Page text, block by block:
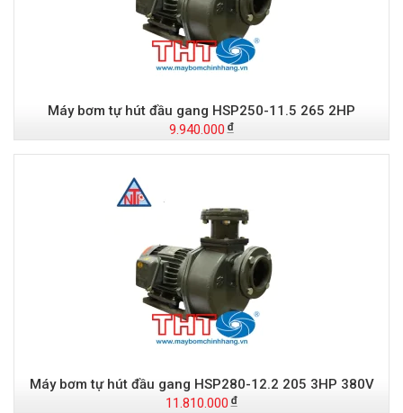
Máy bơm tự hút đầu gang HSP250-11.5 265 2HP
9.940.000
Máy bơm tự hút đầu gang HSP280-12.2 205 3HP 380V
11.810.000